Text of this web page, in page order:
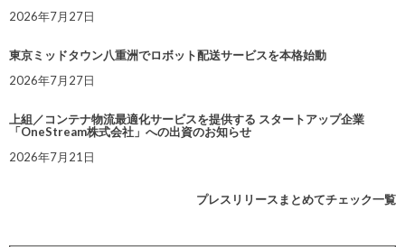
2026年7月27日
東京ミッドタウン八重洲でロボット配送サービスを本格始動
2026年7月27日
上組／コンテナ物流最適化サービスを提供する スタートアップ企業
「OneStream株式会社」への出資のお知らせ
2026年7月21日
プレスリリースまとめてチェック一覧